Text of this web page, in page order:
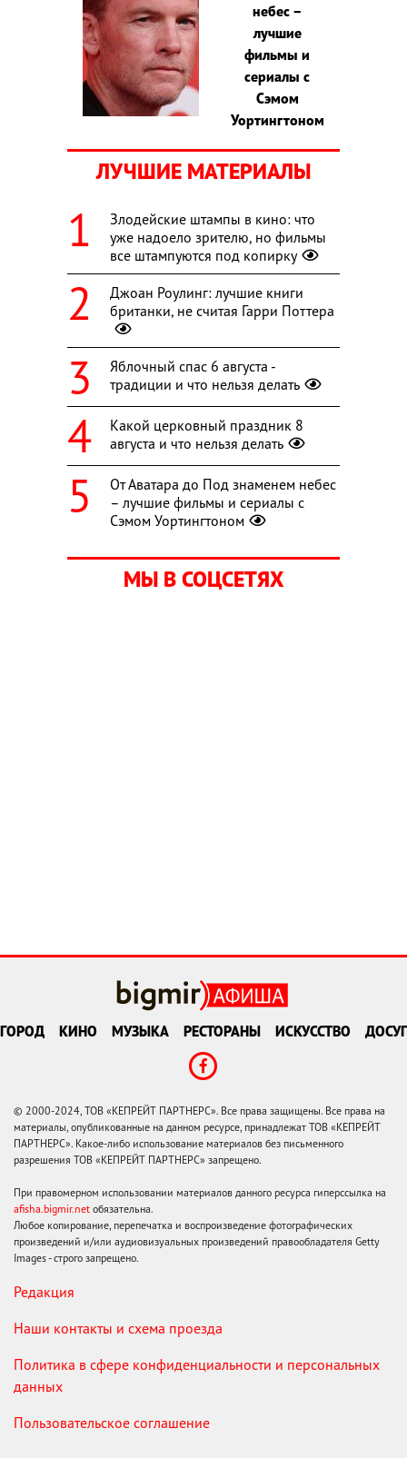
небес –
лучшие
фильмы и
сериалы с
Сэмом
Уортингтоном
ЛУЧШИЕ МАТЕРИАЛЫ
Злодейские штампы в кино: что
уже надоело зрителю, но фильмы
все штампуются под копирку
Джоан Роулинг: лучшие книги
британки, не считая Гарри Поттера
Яблочный спас 6 августа -
традиции и что нельзя делать
Какой церковный праздник 8
августа и что нельзя делать
От Аватара до Под знаменем небес
– лучшие фильмы и сериалы с
Сэмом Уортингтоном
МЫ В СОЦСЕТЯХ
ГОРОД КИНО МУЗЫКА РЕСТОРАНЫ ИСКУССТВО ДОСУГ
© 2000-2024, ТОВ «КЕПРЕЙТ ПАРТНЕРС». Все права защищены. Все права на
материалы, опубликованные на данном ресурсе, принадлежат ТОВ «КЕПРЕЙТ
ПАРТНЕРС». Какое-либо использование материалов без письменного
разрешения ТОВ «КЕПРЕЙТ ПАРТНЕРС» запрещено.
При правомерном использовании материалов данного ресурса гиперссылка на
afisha.bigmir.net обязательна.
Любое копирование, перепечатка и воспроизведение фотографических
произведений и/или аудиовизуальных произведений правообладателя Getty
Images - строго запрещено.
Редакция
Наши контакты и схема проезда
Политика в сфере конфиденциальности и персональных
данных
Пользовательское соглашение